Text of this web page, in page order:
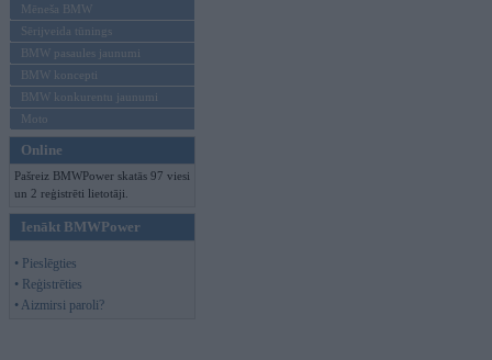
Mēneša BMW
Sērijveida tūnings
BMW pasaules jaunumi
BMW koncepti
BMW konkurentu jaunumi
Moto
Online
Pašreiz BMWPower skatās 97 viesi
un 2 reģistrēti lietotāji.
Ienākt BMWPower
• Pieslēgties
• Reģistrēties
• Aizmirsi paroli?